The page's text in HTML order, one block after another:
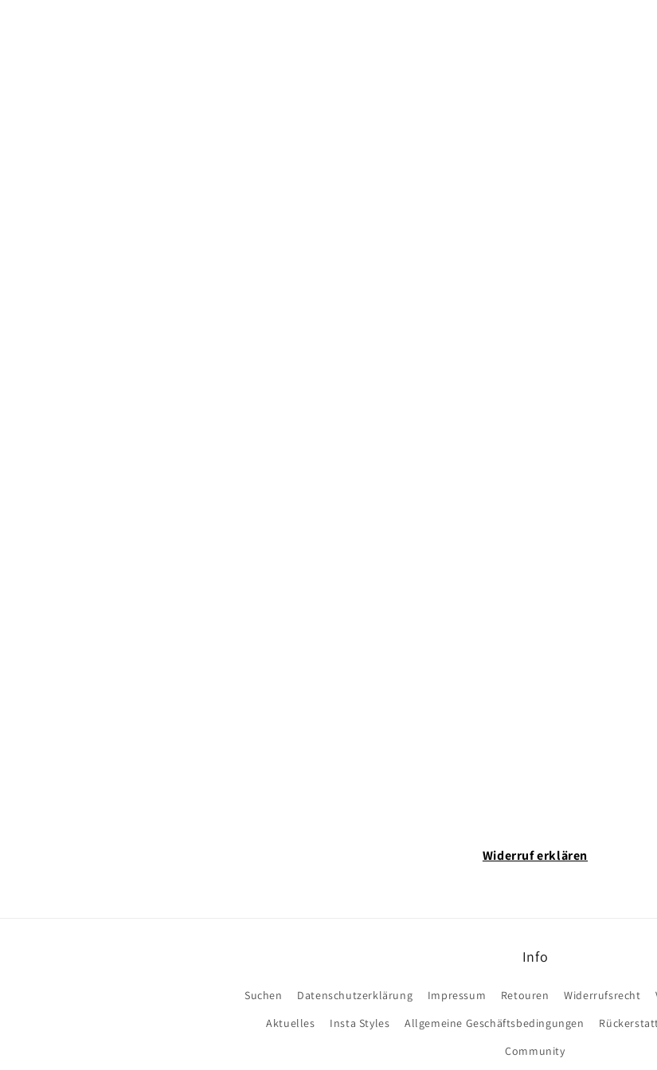
Widerruf erklären
Info
Suchen Datenschutzerklärung Impressum Retouren Widerrufsrecht
Aktuelles
Insta Styles Allgemeine Geschäftsbedingungen
Community